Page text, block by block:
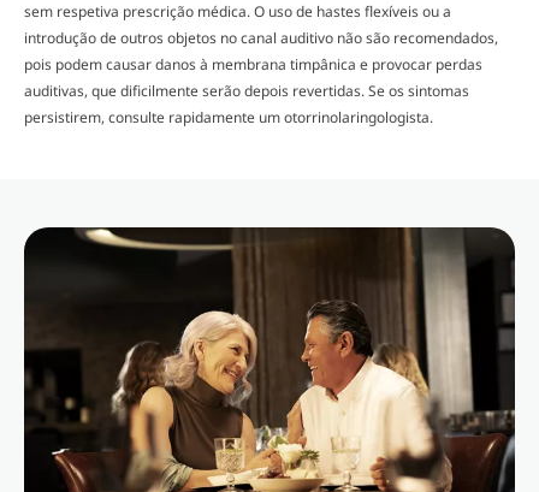
sem respetiva prescrição médica. O uso de hastes flexíveis ou a
introdução de outros objetos no canal auditivo não são recomendados,
pois podem causar danos à membrana timpânica e provocar perdas
auditivas, que dificilmente serão depois revertidas. Se os sintomas
persistirem, consulte rapidamente um otorrinolaringologista.